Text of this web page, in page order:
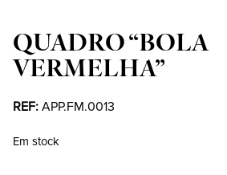
QUADRO “BOLA
VERMELHA”
REF: APP.FM.0013
Em stock